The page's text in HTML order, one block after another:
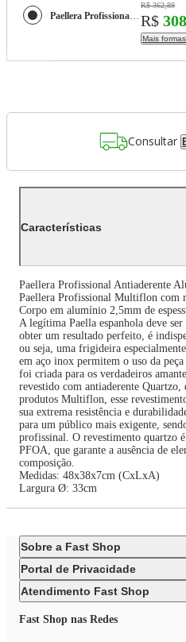
Paellera Profissional Antiaderente Alumínio 37Cm - Multiflon
R$ 362,89
R$
Mais
Consultar
Características
Paellera Profissional Antiaderente
Paellera Profissional Multiflon com
Corpo em alumínio 2,5mm de
A legítima Paella espanhola deve
obter um resultado perfeito, é
ou seja, uma frigideira
em aço inox permitem o uso da
foi criada para os verdadeiros
revestido com antiaderente
produtos Multiflon, esse
sua extrema resistência e
para um público mais exigente,
profissinal. O revestimento quartzo
PFOA, que garante a ausência de
composição.
Medidas: 48x38x7cm (CxLxA)
Largura Ø: 33cm
Sobre a Fast Shop
Portal de Privacidade
Atendimento Fast Shop
Fast Shop nas Redes